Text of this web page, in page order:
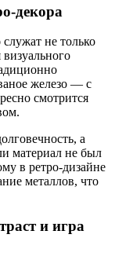
декора
не только
железо — с
смотрится
а
материал не был
в ретро-дизайне
металлов, что
и игра